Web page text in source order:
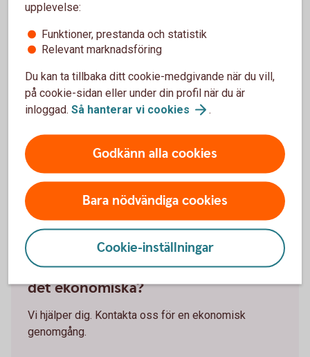
Funderar du på att sälja?
Kontakta någon av våra lokala fastighetsmäklare.
Lokalafastighetsmäklare
Har du sålt och behöver hjälp med
det ekonomiska?
Vi hjälper dig. Kontakta oss för en ekonomisk
genomgång.
upplevelse:
Funktioner, prestanda och statistik
Relevant marknadsföring
Du kan ta tillbaka ditt cookie-medgivande när du vill,
på cookie-sidan eller under din profil när du är
inloggad. Så hanterar vi cookies .
Godkänn alla cookies
Bara nödvändiga cookies
Cookie-inställningar